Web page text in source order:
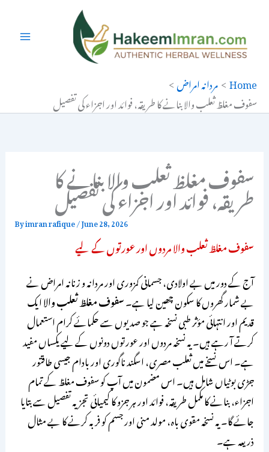
content
Home مردانہ امراض
سفوف مغلظ ثعلب والا بنانے کا طریقہ، فوائد اور اجزاء کی تفصیل
سفوف مغلظ ثعلب والا بنانے کا
طریقہ، فوائد اور اجزاء کی تفصیل
Byimran rafique/June 28, 2026
سفوف مغلظ ثعلب والا مردوں اور عورتوں کے لیے
آج کے دور میں بے اولادی، جسمانی کمزوری اور مردانہ و زنانہ امراض نے
بے شمار گھروں کا سکون چھین لیا ہے۔سفوف مغلظ ثعلب والاایک
قدیم اور انتہائی مؤثر طبی نسخہ ہے جو صدیوں سے حکمائے کرام استعمال
کرتے آ رہے ہیں۔ یہ نسخہ مردوں اور عورتوں دونوں کے لیے یکساں مفید
ہے۔ اس نسخے میں ثعلب مصری، اسگند ناگوری اور بادام جیسی طاقتور
جڑی بوٹیاں شامل ہیں۔ اس مضمون میں آپ کو سفوف مغلظ کے تمام
اجزاء، بنانے کا مکمل طریقہ، فوائد اور ہر جزو کا کیمیائی تجزیہ تفصیل سے بتایا
جائے گا۔ یہ نسخہ مقوی باہ، مولد منی اور جسم کو فربہ کرنے کا بے مثال
ذریعہ ہے۔